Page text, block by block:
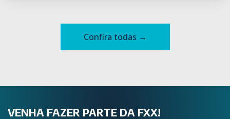
Confira todas →
VENHA FAZER PARTE DA FXX!